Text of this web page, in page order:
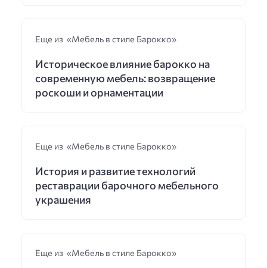
Еще из «Мебель в стиле Барокко»
Историческое влияние барокко на
современную мебель: возвращение
роскоши и орнаментации
Еще из «Мебель в стиле Барокко»
История и развитие технологий
реставрации барочного мебельного
украшения
Еще из «Мебель в стиле Барокко»